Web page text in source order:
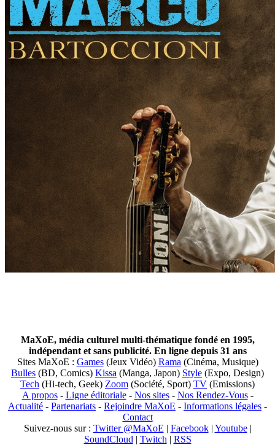
MaXoE, média culturel multi-thématique fondé en 1995,
indépendant et sans publicité. En ligne depuis 31 ans
Sites MaXoE : Games(Jeux Vidéo) Rama (Cinéma, Musique)
Bulles (BD, Comics) Kissa (Manga, Japon) Style (Expo, Design)
Tech (Hi-tech, Geek) Zoom (Société, Sport) TV (Emissions)
A propos- Ligne éditoriale- Nos sites- Nos Rendez-Vous-
Actualité - Partenariats - Rejoindre MaXoE - Informations légales -
Contact
Suivez-nous sur : Twitter @MaXoE | Facebook| Youtube|
SoundCloud | Twitch | RSS